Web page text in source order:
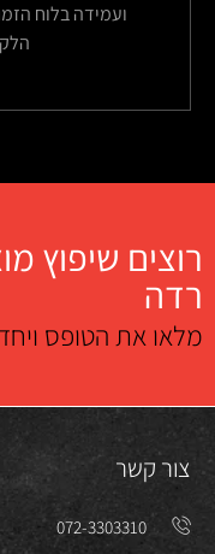
ועמידה בלוח
רוצים שיפוץ
רדה
מלאו את הטופס
צור קשר
072-3303310